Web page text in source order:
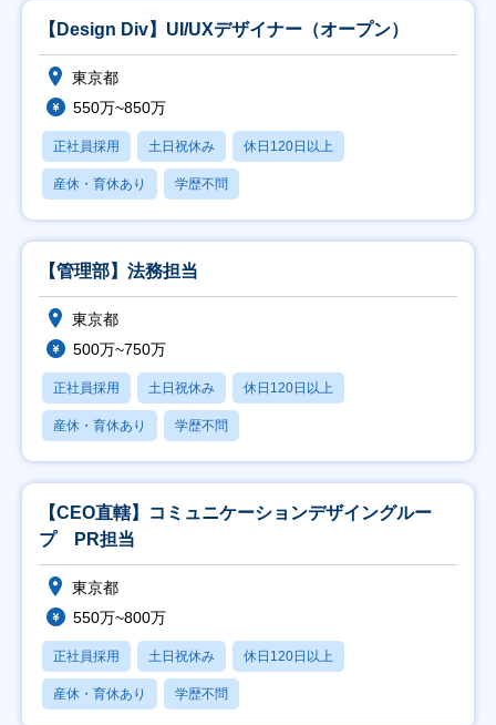
【Design Div】UI/UXデザイナー（オープン）
東京都
550万~850万
正社員採用 土日祝休み 休日120日以上
産休・育休あり 学歴不問
【管理部】法務担当
東京都
500万~750万
正社員採用 土日祝休み 休日120日以上
産休・育休あり 学歴不問
【CEO直轄】コミュニケーションデザイングルー
プ PR担当
東京都
550万~800万
正社員採用 土日祝休み 休日120日以上
産休・育休あり 学歴不問